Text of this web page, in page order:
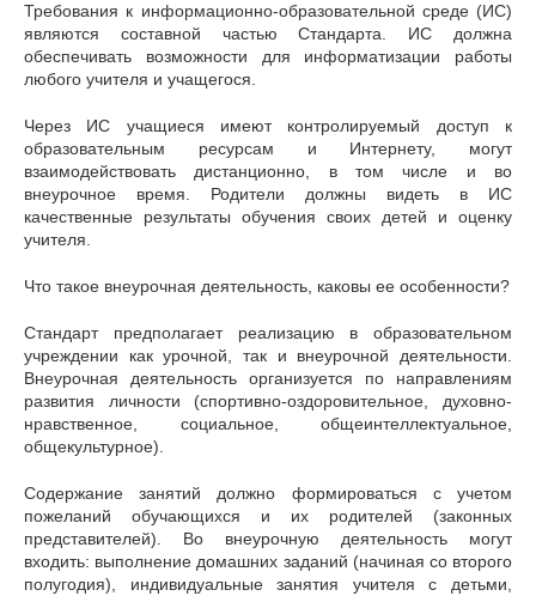
Требования к информационно-образовательной среде (ИС)
являются составной частью Стандарта. ИС должна
обеспечивать возможности для информатизации работы
любого учителя и учащегося.
Через ИС учащиеся имеют контролируемый доступ к
образовательным ресурсам и Интернету, могут
взаимодействовать дистанционно, в том числе и во
внеурочное время. Родители должны видеть в ИС
качественные результаты обучения своих детей и оценку
учителя.
Что такое внеурочная деятельность, каковы ее особенности?
Стандарт предполагает реализацию в образовательном
учреждении как урочной, так и внеурочной деятельности.
Внеурочная деятельность организуется по направлениям
развития личности (спортивно-оздоровительное, духовно-
нравственное, социальное, общеинтеллектуальное,
общекультурное).
Содержание занятий должно формироваться с учетом
пожеланий обучающихся и их родителей (законных
представителей). Во внеурочную деятельность могут
входить: выполнение домашних заданий (начиная со второго
полугодия), индивидуальные занятия учителя с детьми,